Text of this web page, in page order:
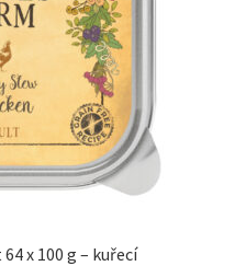
x 100 g – kuřecí